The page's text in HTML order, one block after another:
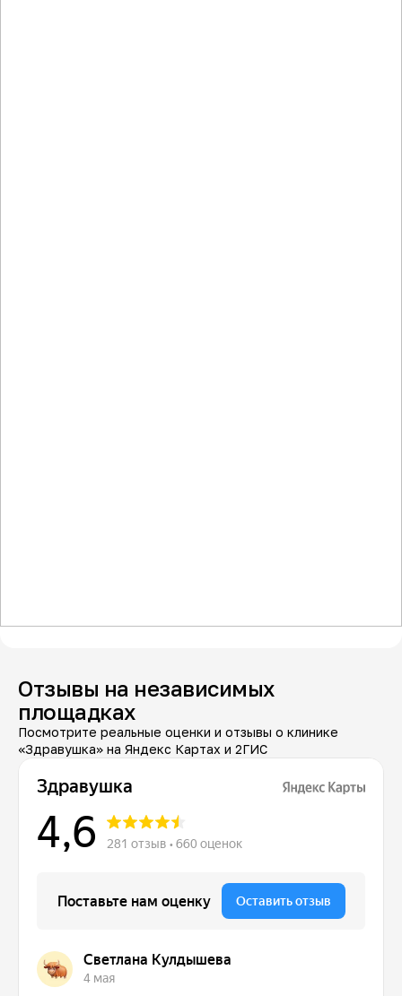
Отзывы на независимых
площадках
Посмотрите реальные оценки и отзывы о клинике
«Здравушка» на Яндекс Картах и 2ГИС